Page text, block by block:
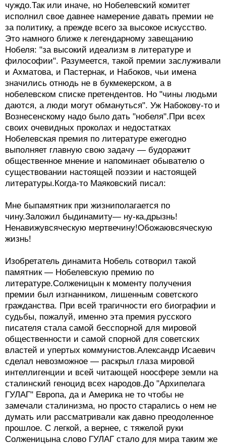
чуждо.Так или иначе, но Нобелевский комитет
исполнил свое давнее намерение давать премии не
за политику, а прежде всего за высокое искусство.
Это намного ближе к легендарному завещанию
Нобеля: "за высокий идеализм в литературе и
философии". Разумеется, такой премии заслуживали
и Ахматова, и Пастернак, и Набоков, чьи имена
значились отнюдь не в букмекерском, а в
нобелевском списке претендентов. Но "чины людьми
даются, а люди могут обмануться". Уж Набокову-то и
Вознесенскому надо было дать "нобеля".При всех
своих очевидных проколах и недостатках
Нобелевская премия по литературе ежегодно
выполняет главную свою задачу — будоражит
общественное мнение и напоминает обывателю о
существовании настоящей поэзии и настоящей
литературы.Когда-то Маяковский писал:
Мне быпамятник при жизниполагается по
чину.Заложил быдинамиту— ну-ка,дрызнь!
Ненавижувсяческую мертвечину!Обожаювсяческую
жизнь!
Изобретатель динамита Нобель сотворил такой
памятник — Нобелевскую премию по
литературе.Солженицын к моменту получения
премии был изгнанником, лишенным советского
гражданства. При всей трагичности его биографии и
судьбы, пожалуй, именно эта премия русского
писателя стала самой бесспорной для мировой
общественности и самой спорной для советских
властей и упертых коммунистов.Александр Исаевич
сделал невозможное — раскрыл глаза мировой
интеллигенции и всей читающей ноосфере земли на
сталинский геноцид всех народов.До "Архипелага
ГУЛАГ" Европа, да и Америка не то чтобы не
замечали сталинизма, но просто старались о нем не
думать или рассматривали как давно преодоленное
прошлое. С легкой, а вернее, с тяжелой руки
Солженицына слово ГУЛАГ стало для мира таким же